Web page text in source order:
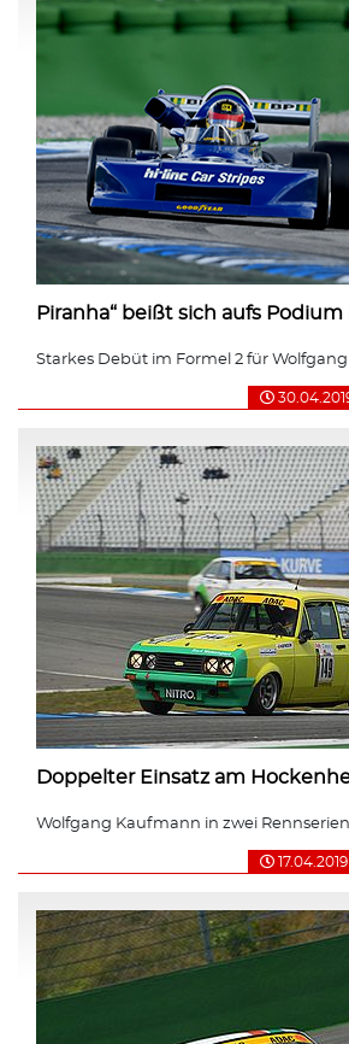
Piranha“ beißt sich aufs
Starkes Debüt im Formel 2 für
Doppelter Einsatz am
Wolfgang Kaufmann in zwei
17.04.2019